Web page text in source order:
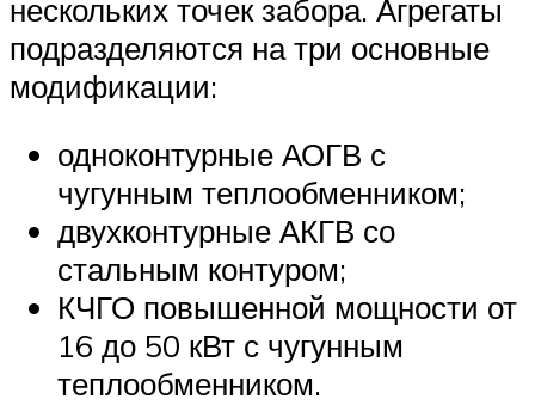
нескольких точек забора. Агрегаты
подразделяются на три основные
модификации:
одноконтурные АОГВ с
чугунным теплообменником;
двухконтурные АКГВ со
стальным контуром;
КЧГО повышенной мощности от
16 до 50 кВт с чугунным
теплообменником.